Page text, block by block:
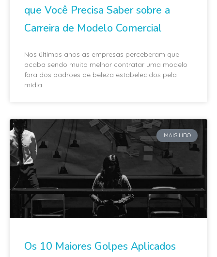
que Você Precisa Saber sobre a
Carreira de Modelo Comercial
Nos últimos anos as empresas perceberam que
acaba sendo muito melhor contratar uma modelo
fora dos padrões de beleza estabelecidos pela
mídia
MAIS LIDO
Os 10 Maiores Golpes Aplicados